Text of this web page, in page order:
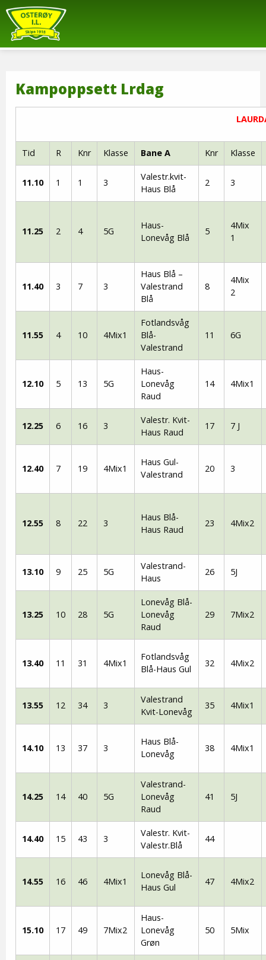
Kampoppsett Lrdag
Tid R Knr Klasse Bane A Knr Klasse
11.10 1 1 3
Valestr.kvit-
Haus Blå
2 3
11.25 2 4 5G
Haus-
Lonevåg Blå
5
4Mix
1
11.40 3 7 3
Haus Blå –
Valestrand
Blå
8
4Mix
2
11.55 4 10 4Mix1
Fotlandsvåg
Blå-
Valestrand
11 6G
12.10 5 13 5G
Haus-
Lonevåg
Raud
14 4Mix1
12.25 6 16 3
Valestr. Kvit-
Haus Raud
17 7 J
12.40 7 19 4Mix1
Haus Gul-
Valestrand
20 3
12.55 8 22 3
Haus Blå-
Haus Raud
23 4Mix2
13.10 9 25 5G
Valestrand-
Haus
26 5J
13.25 10 28 5G
Lonevåg Blå-
Lonevåg
Raud
29 7Mix2
13.40 11 31 4Mix1
Fotlandsvåg
Blå-Haus Gul
32 4Mix2
13.55 12 34 3
Valestrand
Kvit-Lonevåg
35 4Mix1
14.10 13 37 3
Haus Blå-
Lonevåg
38 4Mix1
14.25 14 40 5G
Valestrand-
Lonevåg
Raud
41 5J
14.40 15 43 3
Valestr. Kvit-
Valestr.Blå
44
14.55 16 46 4Mix1
Lonevåg Blå-
Haus Gul
47 4Mix2
15.10 17 49 7Mix2
Haus-
Lonevåg
Grøn
50 5Mix